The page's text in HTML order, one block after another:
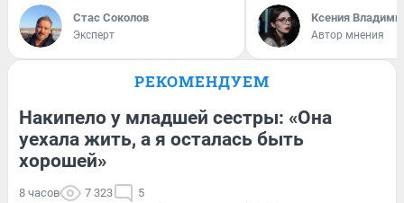
Стас Соколов
Эксперт
Ксения
Автор мнения
РЕКОМЕНДУЕМ
Накипело у младшей сестры: «Она
уехала жить, а я осталась быть
хорошей»
8 часов 7 323 5